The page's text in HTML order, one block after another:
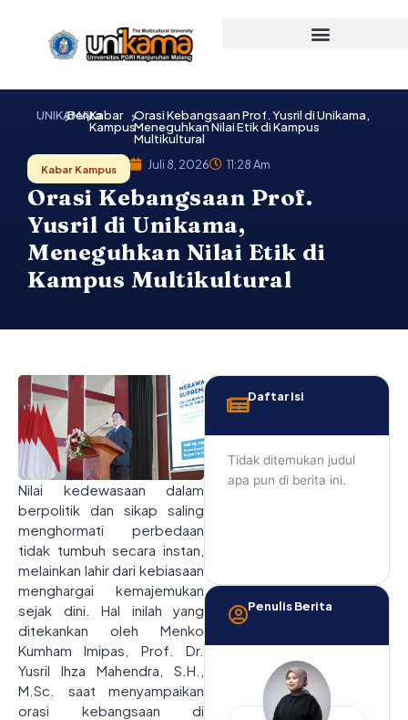
UNIKAMA
BeritaKabar
Kampus
Orasi Kebangsaan Prof. Yusril di Unikama,
Meneguhkan Nilai Etik di Kampus
Multikultural
Kabar Kampus Juli 8, 2026 11:28 Am
Orasi Kebangsaan Prof.
Yusril di Unikama,
Meneguhkan Nilai Etik di
Kampus Multikultural
Nilai kedewasaan dalam
berpolitik dan sikap saling
menghormati perbedaan
tidak tumbuh secara instan,
melainkan lahir dari kebiasaan
menghargai kemajemukan
sejak dini. Hal inilah yang
ditekankan oleh Menko
Kumham Imipas, Prof. Dr.
Yusril Ihza Mahendra, S.H.,
M.Sc. saat menyampaikan
orasi kebangsaan di
Daftar Isi
Tidak ditemukan judul
apa pun di berita ini.
Penulis Berita